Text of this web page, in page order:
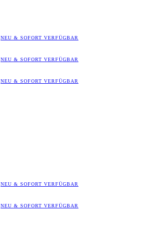
NEU & SOFORT VERFÜGBAR
NEU & SOFORT VERFÜGBAR
NEU & SOFORT VERFÜGBAR
NEU & SOFORT VERFÜGBAR
NEU & SOFORT VERFÜGBAR